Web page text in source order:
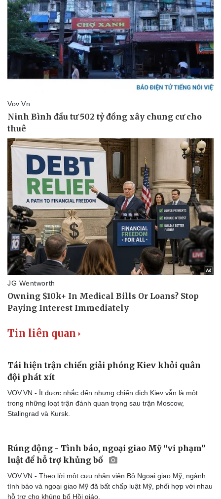
Văn hóa
Âm nhạc
Di sản
Sao Việt
Tin liên quan
Tái hiện trận chiến giải phóng Kiev khỏi quân
đội phát xít
VOV.VN - Ít được nhắc đến nhưng chiến dịch Kiev vẫn là một
trong những loạt trận đánh quan trọng sau trận Moscow,
Stalingrad và Kursk.
Rúng động - Tình báo, ngoại giao Mỹ “vi phạm”
luật để hỗ trợ khủng bố
VOV.VN - Theo lời một cựu nhân viên Bộ Ngoại giao Mỹ, ngành
tình báo và ngoại giao Mỹ đã bất chấp luật Mỹ, phối hợp với nhau
hỗ trợ cho khủng bố Hồi giáo.